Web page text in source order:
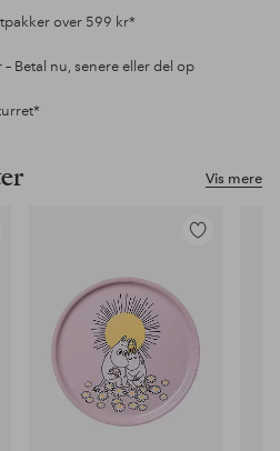
over 599 kr*
– Betal nu, senere eller del op
Vis mere
Tilføj